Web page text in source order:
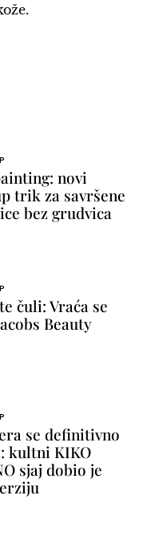
novi
trik za savršene
bez grudvica
čuli: Vraća se
Beauty
se definitivno
kultni KIKO
sjaj dobio je